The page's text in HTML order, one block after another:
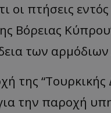
οι πτήσεις
Βόρειας
των
της
την παροχή
CookieScriptConsent